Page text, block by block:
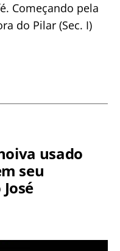
Começando pela
do Pilar (Sec. I)
usado
seu